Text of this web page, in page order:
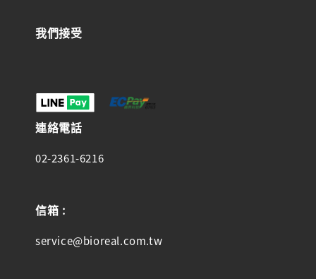
我們接受
連絡電話
02-2361-6216
信箱 :
service@bioreal.com.tw